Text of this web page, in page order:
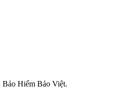
Bảo Hiểm Bảo Việt​.